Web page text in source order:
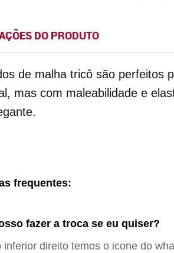
DO PRODUTO
de malha tricô são perfeitos
mas com maleabilidade e
frequentes:
fazer a troca se eu quiser?
inferior direito temos o icone do